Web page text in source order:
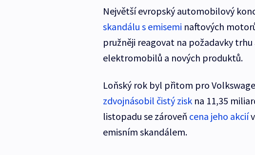
Největší evropský automobilový
skandálu s emisemi naftových
pružněji reagovat na požadavky
elektromobilů a nových produktů.
Loňský rok byl přitom pro
zdvojnásobil čistý ziskna 11,35
listopadu se zároveň cena jeho akcií
emisním skandálem.